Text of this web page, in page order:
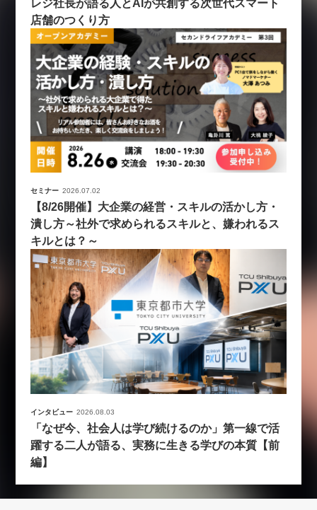
レジ社長が語る人とAIが共創する次世代スマート
店舗のつくり方
セミナー 2026.07.02
【8/26開催】大企業の経営・スキルの活かし方・
潰し方～社外で求められるスキルと、嫌われるス
キルとは？～
インタビュー 2026.08.03
「なぜ今、社会人は学び続けるのか」第一線で活
躍する二人が語る、実務に生きる学びの本質【前
編】